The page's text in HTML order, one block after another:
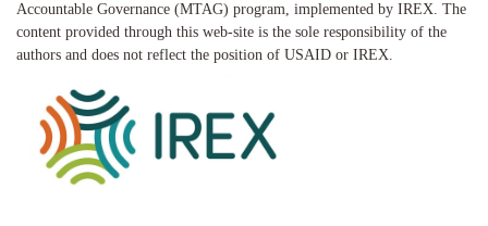
Accountable Governance (MTAG) program, implemented by IREX. The
content provided through this web-site is the sole responsibility of the
authors and does not reflect the position of USAID or IREX.